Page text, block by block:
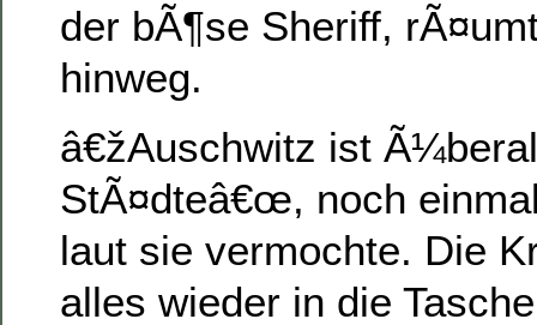
der bÃ¶se Sheriff,
hinweg.
â€žAuschwitz ist
StÃ¤dteâ€œ, noch
laut sie vermochte. Die
alles wieder in die